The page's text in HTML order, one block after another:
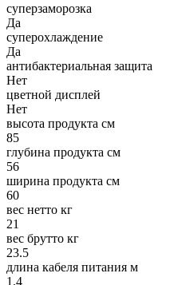
суперзаморозка
Да
суперохлаждение
Да
антибактериальная защита
Нет
цветной дисплей
Нет
высота продукта см
85
глубина продукта см
56
ширина продукта см
60
вес нетто кг
21
вес брутто кг
23.5
длина кабеля питания м
1.4